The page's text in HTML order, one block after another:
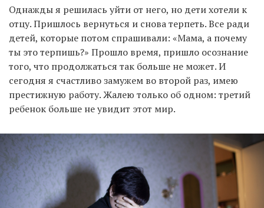
Однажды я решилась уйти от него, но дети хотели к
отцу. Пришлось вернуться и снова терпеть. Все ради
детей, которые потом спрашивали: «Мама, а почему
ты это терпишь?» Прошло время, пришло осознание
того, что продолжаться так больше не может. И
сегодня я счастливо замужем во второй раз, имею
престижную работу. Жалею только об одном: третий
ребенок больше не увидит этот мир.